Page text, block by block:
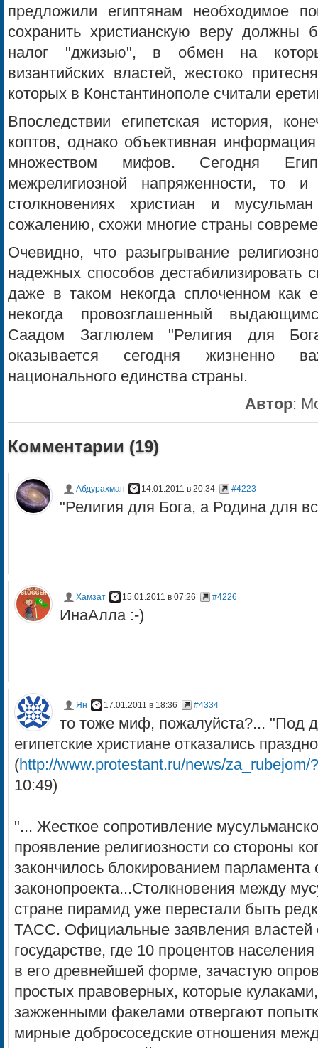
предложили египтянам необходимое
сохранить христианскую веру должны
налог "джизью", в обмен на
византийских властей, жестоко
которых в Константинополе считали
Впоследствии египетская история,
коптов, однако объективная
множеством мифов. Сегодня
межрелигиозной напряженности,
столкновениях христиан и
сожалению, схожи многие страны
Очевидно, что разыгрывание
надежных способов
даже в таком некогда сплоченном как
некогда провозглашенный
Саадом Заглюлем "Религия для
оказывается сегодня жизненно
национального единства страны.
Автор:
Комментарии (19)
Абдурахман 14.01.2011 в 20:34 #4223
"Религия для Бога, а Родина для
Хамзат 15.01.2011 в 07:26 #4226
ИнаАлла :-)
Ян 17.01.2011 в 18:36 #4334
то тоже миф, пожалуйста?... "Под
египетские христиане отказались
(http://www.protestant.ru/news/za_rubejom/
10:49)
"... Жесткое сопротивление
проявление религиозности со стороны
закончилось блокированием парламента
законопроекта...Столкновения между
стране пирамид уже перестали быть
ТАСС. Официальные заявления властей
государстве, где 10 процентов
в его древнейшей форме, зачастую
простых правоверных, которые
зажженными факелами отвергают
мирные добрососедские отношения